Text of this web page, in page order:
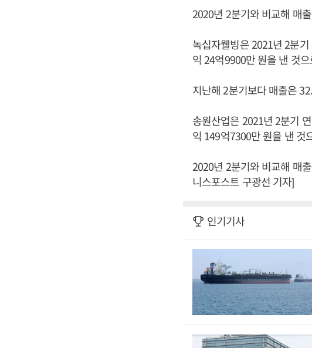
2020년 2분기와 비교해 매
녹십자웰빙은 2021년 2분
익 24억9900만 원을 낸 것
지난해 2분기보다 매출은
송원산업은 2021년 2분기
익 149억7300만 원을 낸 것
2020년 2분기와 비교해 매
니스포스트 구광선 기자]
인기기사